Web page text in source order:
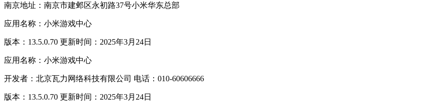
南京地址：南京市建邺区永初路37号小米华东总部
应用名称：小米游戏中心
版本：13.5.0.70 更新时间：2025年3月24日
应用名称：小米游戏中心
开发者：北京瓦力网络科技有限公司 电话：010-60606666
版本：13.5.0.70 更新时间：2025年3月24日